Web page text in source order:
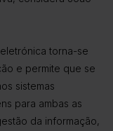
torna-se
e permite que se
sistemas
para ambas as
da informação,